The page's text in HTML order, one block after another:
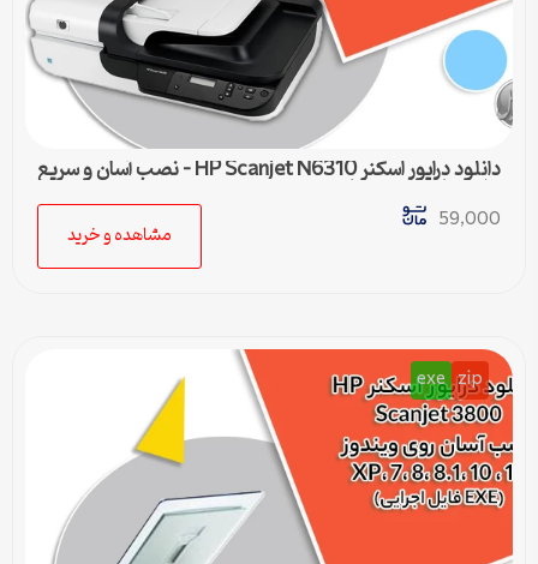
دانلود درایور اسکنر HP Scanjet N6310 – نصب آسان و سریع
برای تمامی ویندوزها
59,000
مشاهده و خرید
zip
exe